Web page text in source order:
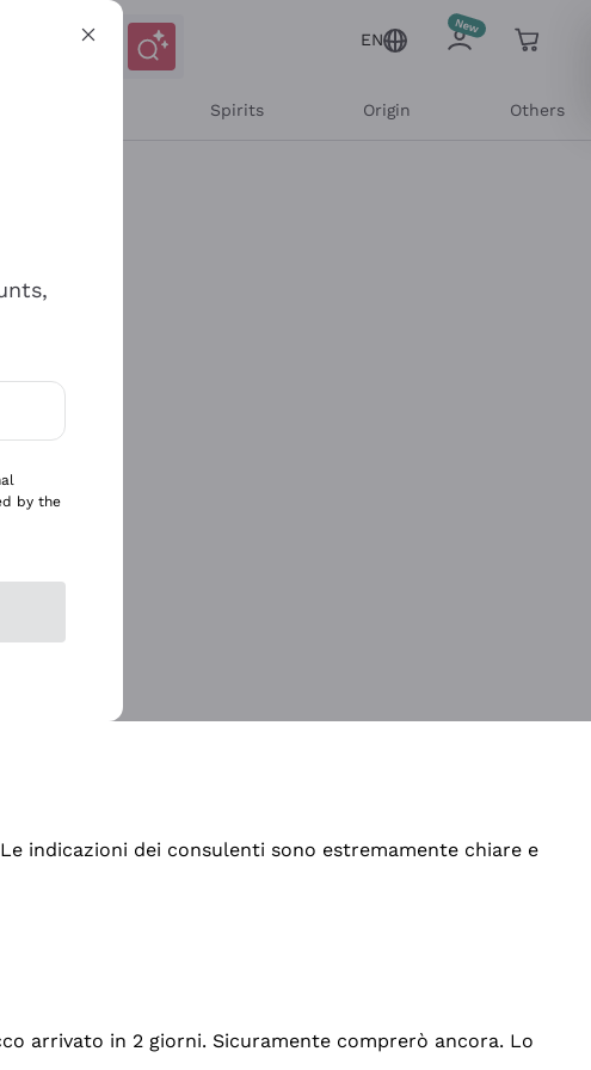
EN
Spirits Origin Others
indicazioni dei consulenti sono estremamente chiare e
arrivato in 2 giorni. Sicuramente comprerò ancora. Lo
by the